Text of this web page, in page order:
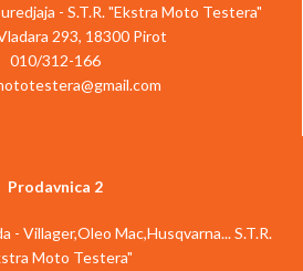
do
TEŽINA: 5.4 kg
DUŽINA:
TIP
PROIZVODA:
živu ogradu,
- S.T.R. "Ekstra Moto Testera"
293, 18300 Pirot
010/312-166
Prodavnica 2
- Villager,Oleo Mac,Husqvarna... S.T.R.
Moto Testera"